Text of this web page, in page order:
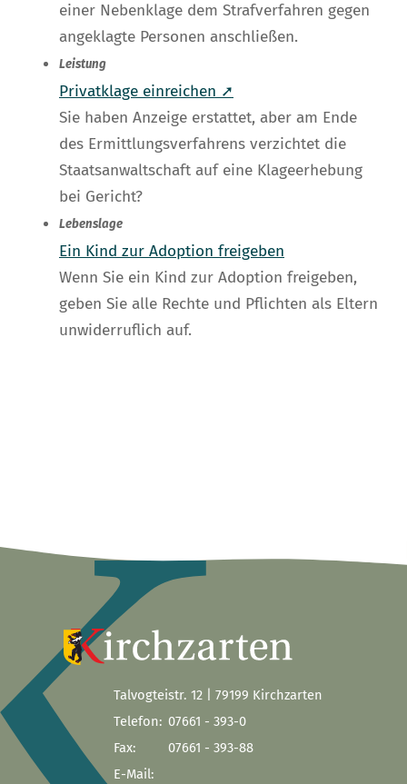
einer Nebenklage dem Strafverfahren gegen
angeklagte Personen anschließen.
Leistung
Privatklage einreichen ➚
Sie haben Anzeige erstattet, aber am Ende
des Ermittlungsverfahrens verzichtet die
Staatsanwaltschaft auf eine Klageerhebung
bei Gericht?
Lebenslage
Ein Kind zur Adoption freigeben
Wenn Sie ein Kind zur Adoption freigeben,
geben Sie alle Rechte und Pflichten als Eltern
unwiderruflich auf.
Talvogteistr. 12 | 79199 Kirchzarten
Telefon: 07661 - 393-0
Fax:
07661 - 393-88
E-Mail: